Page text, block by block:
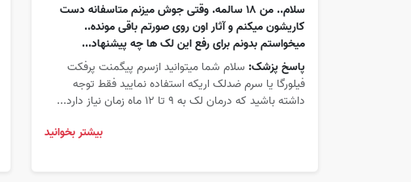
سلام.. من ۱۸ سالمه. وقتی جوش میزنم متاسفانه دست
کاریشون میکنم و آثار اون روی صورتم باقی مونده..
میخواستم بدونم برای رفع این لک ها چه پیشنهاد...
پاسخ پزشک: سلام شما میتوانید ازسرم پیگمنت پرفکت
فیلورگا یا سرم ضدلک اریکه استفاده نمایید فقط توجه
داشته باشید که درمان لک به 9 تا 12 ماه زمان نیاز دارد...
بیشتر بخوانید